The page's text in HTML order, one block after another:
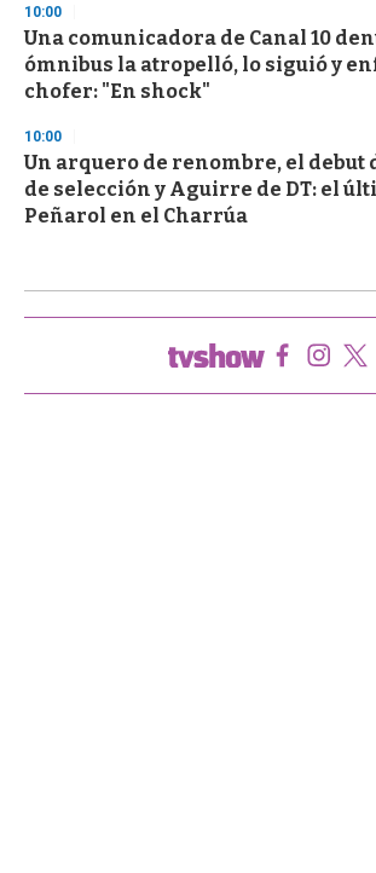
10:00
Una comunicadora de Canal 10
ómnibus la atropelló, lo siguió y
chofer: "En shock"
10:00
Un arquero de renombre, el debut
de selección y Aguirre de DT: el
Peñarol en el Charrúa